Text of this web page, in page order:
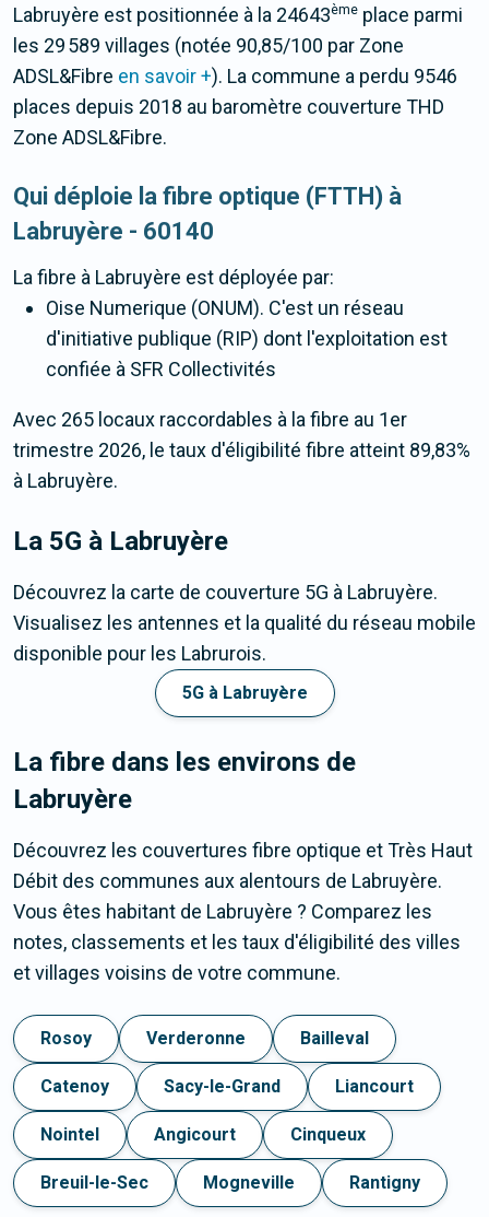
Labruyère est positionnée à la 24643ème place parmi
les 29 589 villages (notée 90,85/100 par Zone
ADSL&Fibre en savoir +). La commune a perdu 9546
places depuis 2018 au baromètre couverture THD
Zone ADSL&Fibre.
Qui déploie la fibre optique (FTTH) à
Labruyère - 60140
La fibre à Labruyère est déployée par:
Oise Numerique (ONUM). C'est un réseau
d'initiative publique (RIP) dont l'exploitation est
confiée à SFR Collectivités
Avec 265 locaux raccordables à la fibre au 1er
trimestre 2026, le taux d'éligibilité fibre atteint 89,83%
à Labruyère.
La 5G à Labruyère
Découvrez la carte de couverture 5G à Labruyère.
Visualisez les antennes et la qualité du réseau mobile
disponible pour les Labrurois.
5G à Labruyère
La fibre dans les environs de
Labruyère
Découvrez les couvertures fibre optique et Très Haut
Débit des communes aux alentours de Labruyère.
Vous êtes habitant de Labruyère ? Comparez les
notes, classements et les taux d'éligibilité des villes
et villages voisins de votre commune.
Rosoy Verderonne Bailleval
Catenoy Sacy-le-Grand Liancourt
Nointel Angicourt Cinqueux
Breuil-le-Sec Mogneville Rantigny